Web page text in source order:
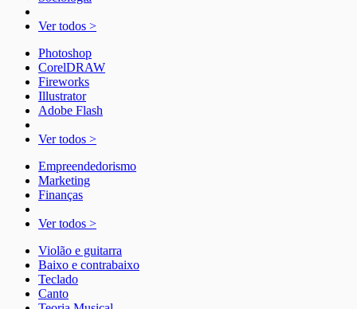
Ver todos >
Photoshop
CorelDRAW
Fireworks
Illustrator
Adobe Flash
Ver todos >
Empreendedorismo
Marketing
Finanças
Ver todos >
Violão e guitarra
Baixo e contrabaixo
Teclado
Canto